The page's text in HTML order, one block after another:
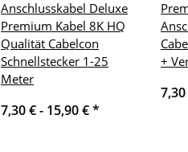
Anschlusskabel Deluxe
Premium Kabel 8K HQ
Qualität Cabelcon
Schnellstecker 1-25
Meter
7,30 € - 15,90 €*
+